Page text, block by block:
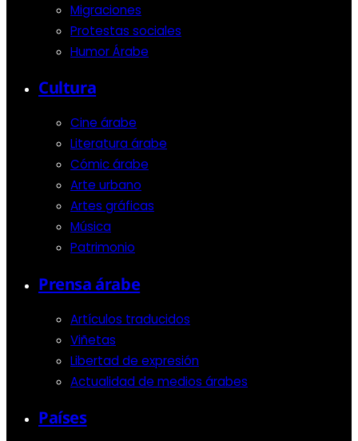
Migraciones
Protestas sociales
Humor Árabe
Cultura
Cine árabe
Literatura árabe
Cómic árabe
Arte urbano
Artes gráficas
Música
Patrimonio
Prensa árabe
Artículos traducidos
Viñetas
Libertad de expresión
Actualidad de medios árabes
Países